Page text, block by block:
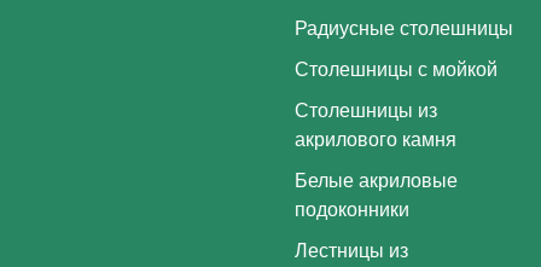
Радиусные столешницы
Столешницы с мойкой
Столешницы из
акрилового камня
Белые акриловые
подоконники
Лестницы из